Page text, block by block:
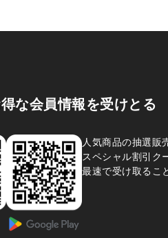
な会員情報を受けとる
人気商品の抽選販
スペシャル割引ク
最速で受け取るこ